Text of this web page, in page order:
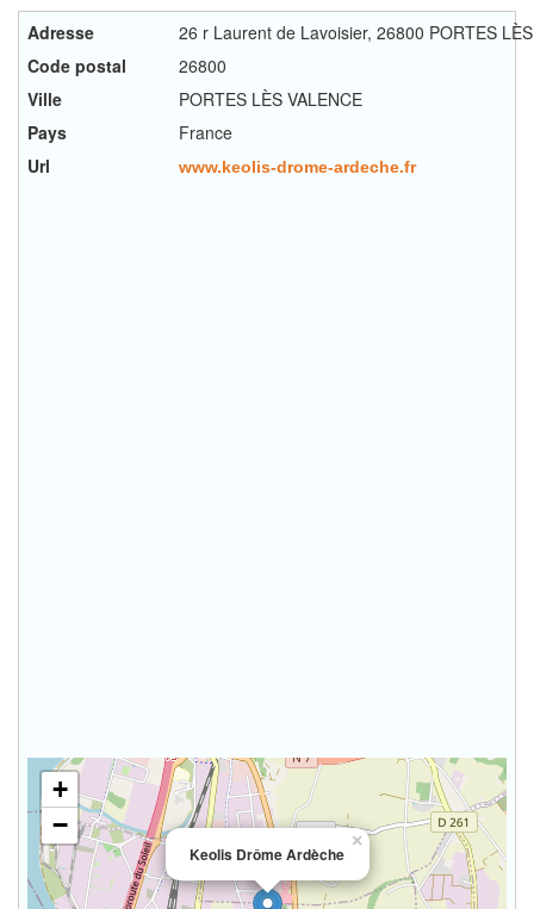
Adresse
26 r Laurent de Lavoisier, 26800 PORTES
Code postal
26800
Ville
PORTES LÈS VALENCE
Pays
France
Url
www.keolis-drome-ardeche.fr
Keolis Drôme Ardèche
×
+
−